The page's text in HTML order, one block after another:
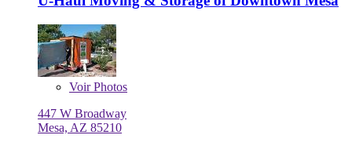
VoirPhotos
447 W Broadway
Mesa, AZ 85210